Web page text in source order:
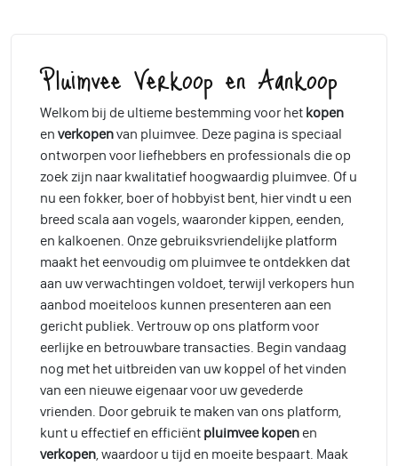
Pluimvee Verkoop en Aankoop
Welkom bij de ultieme bestemming voor het kopen
en verkopenvan pluimvee. Deze pagina is speciaal
ontworpen voor liefhebbers en professionals die op
zoek zijn naar kwalitatief hoogwaardig pluimvee. Of u
nu een fokker, boer of hobbyist bent, hier vindt u een
breed scala aan vogels, waaronder kippen, eenden,
en kalkoenen. Onze gebruiksvriendelijke platform
maakt het eenvoudig om pluimvee te ontdekken dat
aan uw verwachtingen voldoet, terwijl verkopers hun
aanbod moeiteloos kunnen presenteren aan een
gericht publiek. Vertrouw op ons platform voor
eerlijke en betrouwbare transacties. Begin vandaag
nog met het uitbreiden van uw koppel of het vinden
van een nieuwe eigenaar voor uw gevederde
vrienden. Door gebruik te maken van ons platform,
kunt u effectief en efficiënt pluimvee kopen en
verkopen, waardoor u tijd en moeite bespaart. Maak